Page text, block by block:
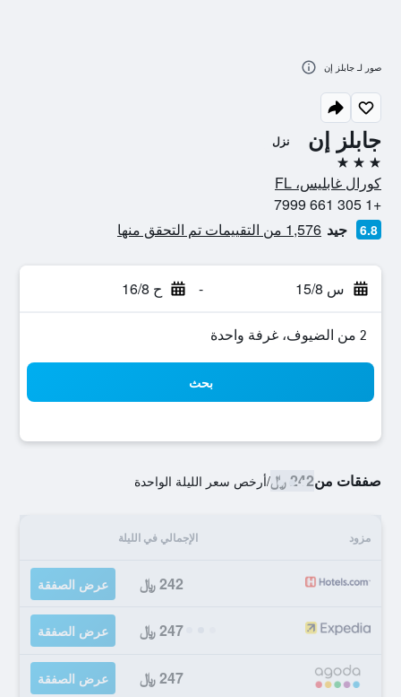
جابلز إن نزل
3 نجوم
كورال غابليس، FL
+1 305 661 7999
6.8 جيد 1,576 من التقييمات تم التحقق منها
س 15/8 - ح 16/8
2 من الضيوف، غرفة واحدة
بحث
صفقات من242 ﷼ /أرخص سعر الليلة الواحدة
مزود الإجمالي في الليلة
242 ﷼ عرض الصفقة
247 ﷼ عرض الصفقة
247 ﷼ عرض الصفقة
صور لـ جابلز إن